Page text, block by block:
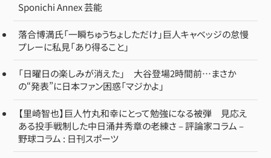
Sponichi Annex 芸能
落合博満氏「一瞬ちゅうちょしただけ」巨人キャベッジの怠慢
プレーに私見「あり得ること」
「日曜日の楽しみが消えた」 大谷登場2時間前…まさか
の“発表”に日本ファン困惑「マジかよ」
【里崎智也】巨人竹丸和幸にとって勉強になる被弾 見応え
ある投手戦制した中日涌井秀章の老練さ – 評論家コラム –
野球コラム : 日刊スポーツ